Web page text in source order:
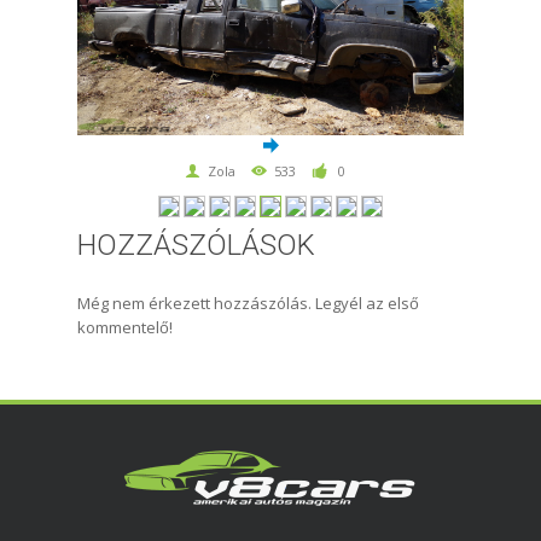
Zola 533 0
HOZZÁSZÓLÁSOK
Még nem érkezett hozzászólás. Legyél az első
kommentelő!